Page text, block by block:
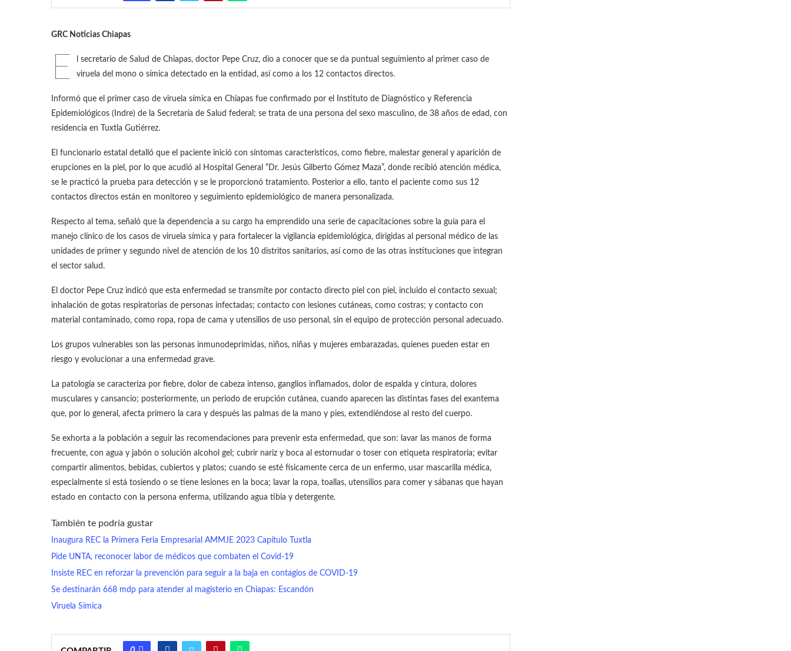
GRC Noticias Chiapas
E
l secretario de Salud de Chiapas, doctor Pepe Cruz, dio a conocer que se da puntual seguimiento al primer caso de
viruela del mono o símica detectado en la entidad, así como a los 12 contactos directos.
Informó que el primer caso de viruela símica en Chiapas fue confirmado por el Instituto de Diagnóstico y Referencia
Epidemiológicos (Indre) de la Secretaría de Salud federal; se trata de una persona del sexo masculino, de 38 años de edad, con
residencia en Tuxtla Gutiérrez.
El funcionario estatal detalló que el paciente inició con síntomas característicos, como fiebre, malestar general y aparición de
erupciones en la piel, por lo que acudió al Hospital General “Dr. Jesús Gilberto Gómez Maza”, donde recibió atención médica,
se le practicó la prueba para detección y se le proporcionó tratamiento. Posterior a ello, tanto el paciente como sus 12
contactos directos están en monitoreo y seguimiento epidemiológico de manera personalizada.
Respecto al tema, señaló que la dependencia a su cargo ha emprendido una serie de capacitaciones sobre la guía para el
manejo clínico de los casos de viruela símica y para fortalecer la vigilancia epidemiológica, dirigidas al personal médico de las
unidades de primer y segundo nivel de atención de los 10 distritos sanitarios, así como de las otras instituciones que integran
el sector salud.
El doctor Pepe Cruz indicó que esta enfermedad se transmite por contacto directo piel con piel, incluido el contacto sexual;
inhalación de gotas respiratorias de personas infectadas; contacto con lesiones cutáneas, como costras; y contacto con
material contaminado, como ropa, ropa de cama y utensilios de uso personal, sin el equipo de protección personal adecuado.
Los grupos vulnerables son las personas inmunodeprimidas, niños, niñas y mujeres embarazadas, quienes pueden estar en
riesgo y evolucionar a una enfermedad grave.
La patología se caracteriza por fiebre, dolor de cabeza intenso, ganglios inflamados, dolor de espalda y cintura, dolores
musculares y cansancio; posteriormente, un periodo de erupción cutánea, cuando aparecen las distintas fases del exantema
que, por lo general, afecta primero la cara y después las palmas de la mano y pies, extendiéndose al resto del cuerpo.
Se exhorta a la población a seguir las recomendaciones para prevenir esta enfermedad, que son: lavar las manos de forma
frecuente, con agua y jabón o solución alcohol gel; cubrir nariz y boca al estornudar o toser con etiqueta respiratoria; evitar
compartir alimentos, bebidas, cubiertos y platos; cuando se esté físicamente cerca de un enfermo, usar mascarilla médica,
especialmente si está tosiendo o se tiene lesiones en la boca; lavar la ropa, toallas, utensilios para comer y sábanas que hayan
estado en contacto con la persona enferma, utilizando agua tibia y detergente.
También te podría gustar
Inaugura REC la Primera Feria Empresarial AMMJE 2023 Capítulo Tuxtla
Pide UNTA, reconocer labor de médicos que combaten el Covid-19
Insiste REC en reforzar la prevención para seguir a la baja en contagios de COVID-19
Se destinarán 668 mdp para atender al magisterio en Chiapas: Escandón
Viruela Símica